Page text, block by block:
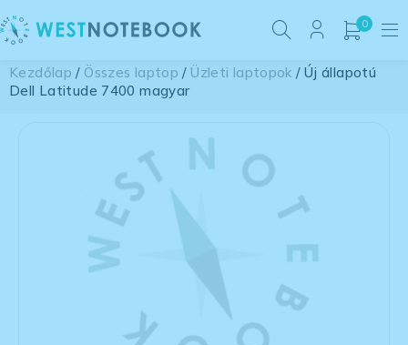
0
Kezdőlap / Összes laptop / Üzleti laptopok / Új állapotú
Dell Latitude 7400 magyar